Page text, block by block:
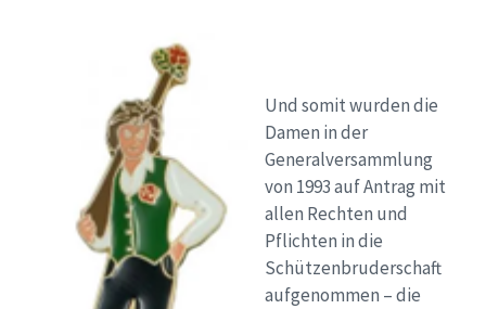
Und somit wurden die
Damen in der
Generalversammlung
von 1993 auf Antrag mit
allen Rechten und
Pflichten in die
Schützenbruderschaft
aufgenommen – die